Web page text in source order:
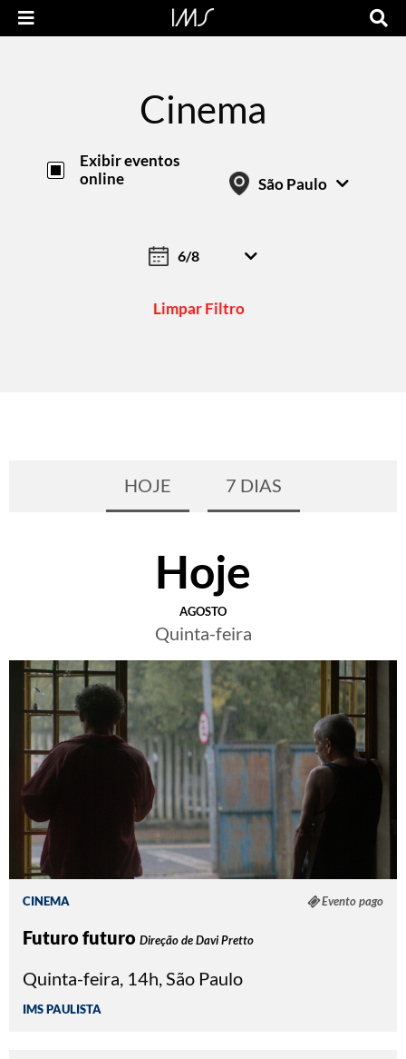
Cinema
Exibir eventos
online
São Paulo
Limpar Filtro
HOJE 7 DIAS
Hoje
AGOSTO
Quinta-feira
CINEMA Evento pago
Futuro futuro Direção de Davi Pretto
Quinta-feira, 14h, São Paulo
IMS PAULISTA